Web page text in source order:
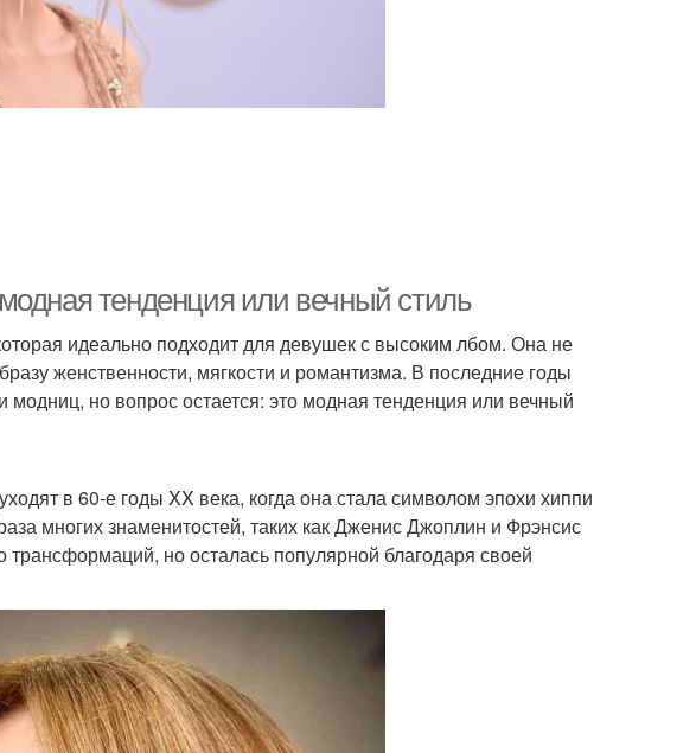
тенденция или вечный стиль
идеально подходит для девушек с высоким лбом. Она не
женственности, мягкости и романтизма. В последние годы
но вопрос остается: это модная тенденция или вечный
в 60-е годы XX века, когда она стала символом эпохи хиппи
многих знаменитостей, таких как Дженис Джоплин и Фрэнсис
но осталась популярной благодаря своей